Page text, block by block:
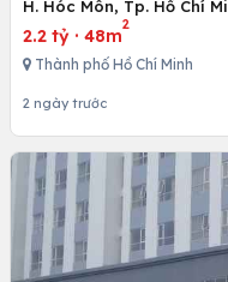
H. Hóc Môn, Tp. Hồ Chí
2.2 tỷ · 48m
2
Thành phố Hồ Chí Minh
2 ngày trước